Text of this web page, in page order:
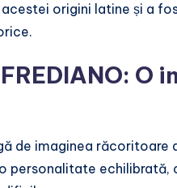
origini latine și a
O
de imaginea
personalitate echilibrată,